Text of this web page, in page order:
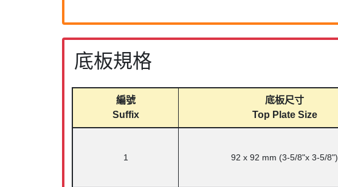
底板規格
編號
Suffix
底板尺寸
Top Plate Size
1 92 x 92 mm (3-5/8"x 3-5/8")